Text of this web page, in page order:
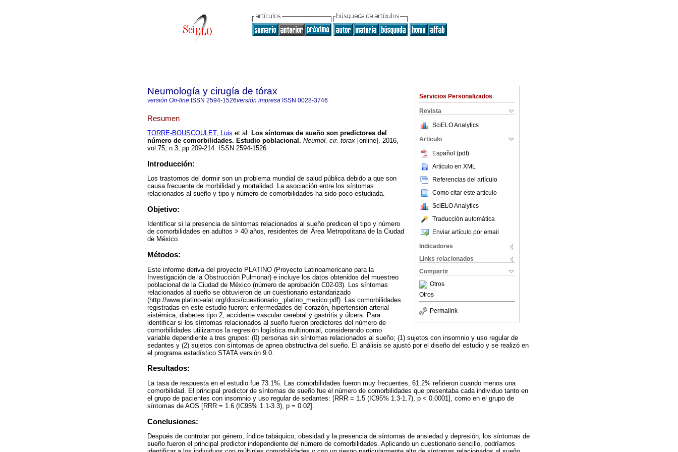
Servicios Personalizados
Revista
SciELO Analytics
Articulo
Español (pdf)
Artículo en XML
Referencias del artículo
Como citar este artículo
SciELO Analytics
Traducción automática
Enviar artículo por email
Indicadores
Links relacionados
Compartir
Otros
Otros
Permalink
Neumología y cirugía de tórax
versión On-line ISSN 2594-1526versión impresa ISSN 0028-3746
Resumen
TORRE-BOUSCOULET, Luis et al. Los síntomas de sueño son predictores del
número de comorbilidades. Estudio poblacional. Neumol. cir. torax [online]. 2016,
vol.75, n.3, pp.209-214. ISSN 2594-1526.
Introducción:
Los trastornos del dormir son un problema mundial de salud pública debido a que son
causa frecuente de morbilidad y mortalidad. La asociación entre los síntomas
relacionados al sueño y tipo y número de comorbilidades ha sido poco estudiada.
Objetivo:
Identificar si la presencia de síntomas relacionados al sueño predicen el tipo y número
de comorbilidades en adultos > 40 años, residentes del Área Metropolitana de la Ciudad
de México.
Métodos:
Este informe deriva del proyecto PLATINO (Proyecto Latinoamericano para la
Investigación de la Obstrucción Pulmonar) e incluye los datos obtenidos del muestreo
poblacional de la Ciudad de México (número de aprobación C02-03). Los síntomas
relacionados al sueño se obtuvieron de un cuestionario estandarizado
(http://www.platino-alat.org/docs/cuestionario_ platino_mexico.pdf). Las comorbilidades
registradas en este estudio fueron: enfermedades del corazón, hipertensión arterial
sistémica, diabetes tipo 2, accidente vascular cerebral y gastritis y úlcera. Para
identificar si los síntomas relacionados al sueño fueron predictores del número de
comorbilidades utilizamos la regresión logística multinomial, considerando como
variable dependiente a tres grupos: (0) personas sin síntomas relacionados al sueño; (1) sujetos con insomnio y uso regular de
sedantes y (2) sujetos con síntomas de apnea obstructiva del sueño. El análisis se ajustó por el diseño del estudio y se realizó en
el programa estadístico STATA versión 9.0.
Resultados:
La tasa de respuesta en el estudio fue 73.1%. Las comorbilidades fueron muy frecuentes, 61.2% refirieron cuando menos una
comorbilidad. El principal predictor de síntomas de sueño fue el número de comorbilidades que presentaba cada individuo tanto en
el grupo de pacientes con insomnio y uso regular de sedantes: [RRR = 1.5 (IC95% 1.3-1.7), p < 0.0001], como en el grupo de
síntomas de AOS [RRR = 1.6 (IC95% 1.1-3.3), p = 0.02].
Conclusiones:
Después de controlar por género, índice tabáquico, obesidad y la presencia de síntomas de ansiedad y depresión, los síntomas de
sueño fueron el principal predictor independiente del número de comorbilidades. Aplicando un cuestionario sencillo, podríamos